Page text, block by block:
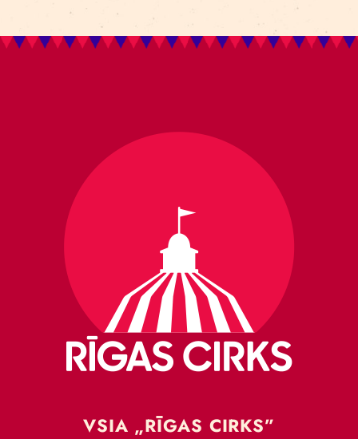
VSIA „RĪGAS CIRKS”